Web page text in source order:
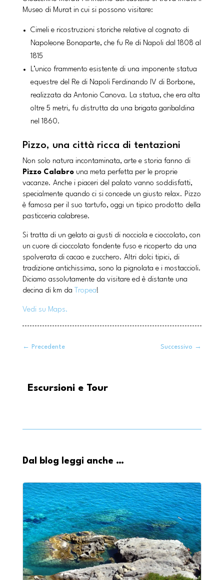
Museo di Murat in cui si possono visitare:
Cimeli e ricostruzioni storiche relative al cognato di
Napoleone Bonaparte, che fu Re di Napoli dal 1808 al
1815
L’unico frammento esistente di una imponente statua
equestre del Re di Napoli Ferdinando IV di Borbone,
realizzata da Antonio Canova. La statua, che era alta
oltre 5 metri, fu distrutta da una brigata garibaldina
nel 1860.
Pizzo, una città ricca di tentazioni
Non solo natura incontaminata, arte e storia fanno di
Pizzo Calabrouna meta perfetta per le proprie
vacanze. Anche i piaceri del palato vanno soddisfatti,
specialmente quando ci si concede un giusto relax. Pizzo
è famosa per il suo tartufo, oggi un tipico prodotto della
pasticceria calabrese.
Si tratta di un gelato ai gusti di nocciola e cioccolato, con
un cuore di cioccolato fondente fuso e ricoperto da una
spolverata di cacao e zucchero. Altri dolci tipici, di
tradizione antichissima, sono la pignolata e i mostaccioli.
Diciamo assolutamente da visitare ed è distante una
decina di km da Tropea!
Vedi su Maps.
← Precedente Successivo →
Escursioni e Tour
Dal blog leggi anche …